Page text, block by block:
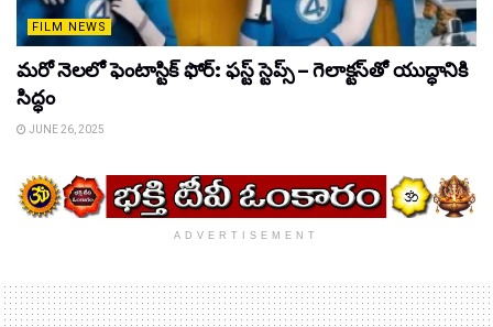
FILM NEWS
మరో నెలలో ఫెంటాస్టిక్ ఫోర్: ఫస్ట్ స్టెప్స్ – గెలాక్టస్‌తో యుద్ధానికి
సిద్ధం
JUNE 26, 2025
ADVERTISEMENT